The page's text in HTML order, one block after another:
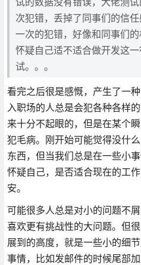
次犯错，丢掉了同事们的信
一次的犯错，好像和同事们
怀疑自己适不适合做开发这
试。。。
看完之后很是感慨，产生了一
入职场的人总是会犯各种各样
来十分不起眼的，但是在某个
犯毛病。刚开始可能觉得没什
东西，但当我们总是在一些小
怀疑自己，是否适合现在的工
安。
可能很多人总是对小的问题不
喜欢更有挑战性的大问题。但
展到的高度，就是一些小的细
事情，比如发邮件的时候尾部